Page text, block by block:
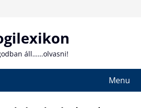
áll……olvasni!
Menu